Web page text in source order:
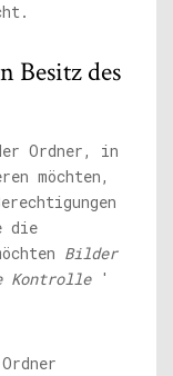
Besitz des
Ordner, in
möchten,
die
Bilder
Kontrolle'